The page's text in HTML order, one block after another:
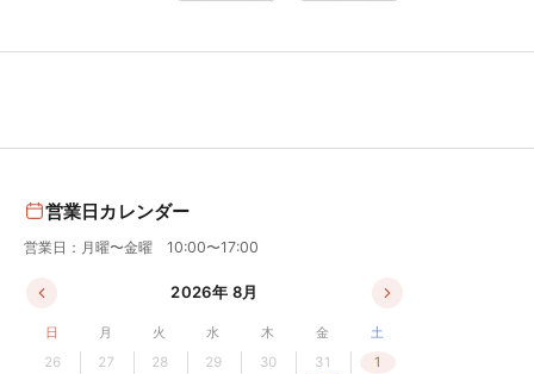
営業日カレンダー
営業日：月曜〜金曜 10:00〜17:00
2026年 8月
日 月 火 水 木 金
土
26
27 28 29 30 31
1